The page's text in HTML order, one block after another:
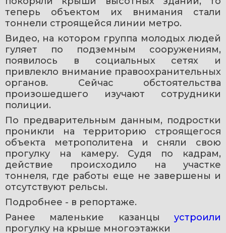
теперь объектом их внимания стали
тоннели строящейся линии метро.
Видео, на котором группа молодых людей
гуляет по подземным сооружениям,
появилось в социальных сетях и
привлекло внимание правоохранительных
органов. Сейчас обстоятельства
произошедшего изучают сотрудники
полиции.
По предварительным данным, подростки
проникли на территорию строящегося
объекта метрополитена и сняли свою
прогулку на камеру. Судя по кадрам,
действие происходило на участке
тоннеля, где работы еще не завершены и
отсутствуют рельсы.
Подробнее - в репортаже.
Ранее маленькие казанцы устроили
прогулку на крыше многоэтажки